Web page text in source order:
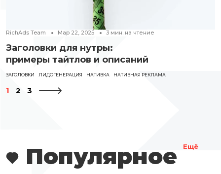
RichAds Team Мар 22, 2025 3 мин. на чтение
Заголовки для нутры:
примеры тайтлов и описаний
ЗАГОЛОВКИ ЛИДОГЕНЕРАЦИЯ НАТИВКА НАТИВНАЯ РЕКЛАМА
1 2 3
Популярное Ещё